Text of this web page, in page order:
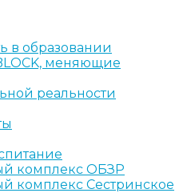
в образовании
меняющие
реальности
комплекс ОБЗР
комплекс Сестринское